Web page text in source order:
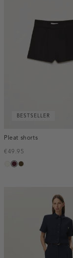
BESTSELLER
Pleat shorts
€49.95
creme,
pruim,
toffee